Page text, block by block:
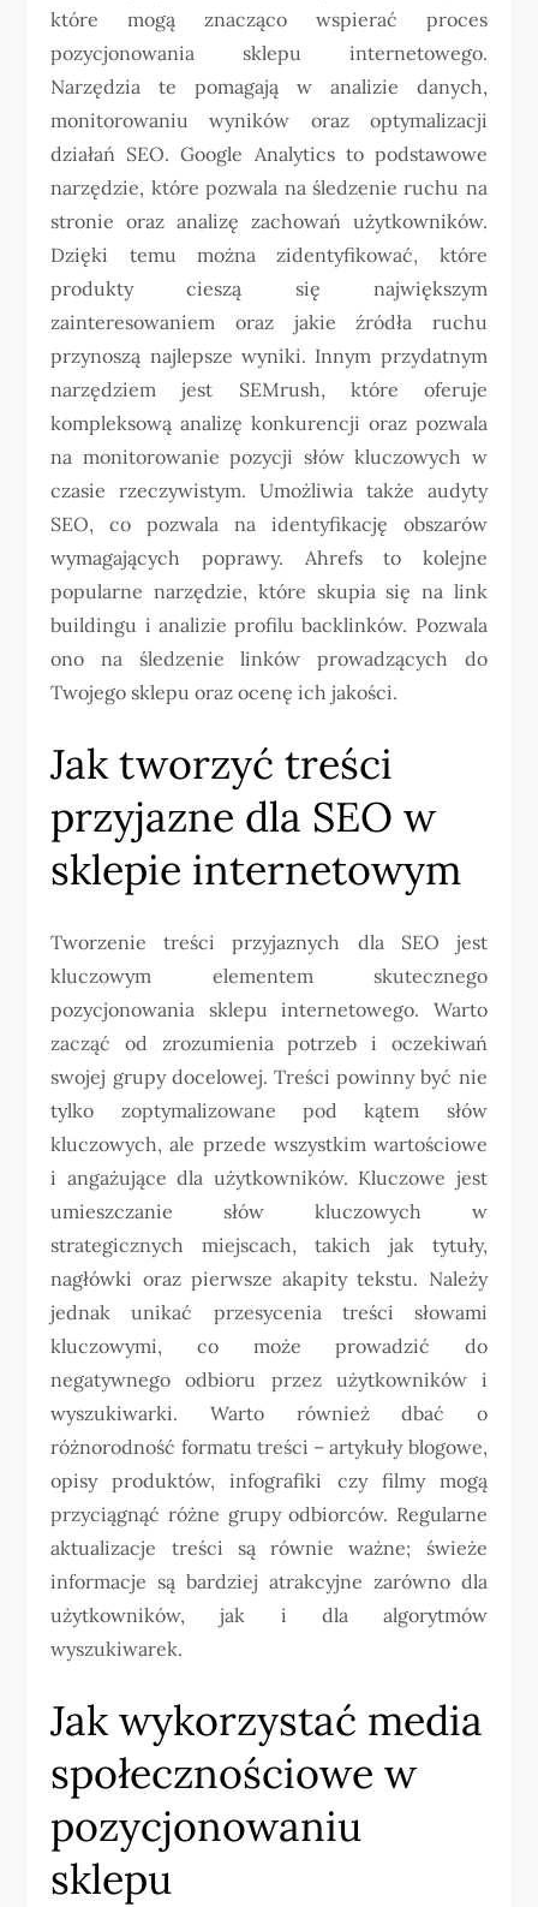
które mogą znacząco wspierać proces
pozycjonowania sklepu internetowego.
Narzędzia te pomagają w analizie danych,
monitorowaniu wyników oraz optymalizacji
działań SEO. Google Analytics to podstawowe
narzędzie, które pozwala na śledzenie ruchu na
stronie oraz analizę zachowań użytkowników.
Dzięki temu można zidentyfikować, które
produkty cieszą się największym
zainteresowaniem oraz jakie źródła ruchu
przynoszą najlepsze wyniki. Innym przydatnym
narzędziem jest SEMrush, które oferuje
kompleksową analizę konkurencji oraz pozwala
na monitorowanie pozycji słów kluczowych w
czasie rzeczywistym. Umożliwia także audyty
SEO, co pozwala na identyfikację obszarów
wymagających poprawy. Ahrefs to kolejne
popularne narzędzie, które skupia się na link
buildingu i analizie profilu backlinków. Pozwala
ono na śledzenie linków prowadzących do
Twojego sklepu oraz ocenę ich jakości.
Jak tworzyć treści
przyjazne dla SEO w
sklepie internetowym
Tworzenie treści przyjaznych dla SEO jest
kluczowym elementem skutecznego
pozycjonowania sklepu internetowego. Warto
zacząć od zrozumienia potrzeb i oczekiwań
swojej grupy docelowej. Treści powinny być nie
tylko zoptymalizowane pod kątem słów
kluczowych, ale przede wszystkim wartościowe
i angażujące dla użytkowników. Kluczowe jest
umieszczanie słów kluczowych w
strategicznych miejscach, takich jak tytuły,
nagłówki oraz pierwsze akapity tekstu. Należy
jednak unikać przesycenia treści słowami
kluczowymi, co może prowadzić do
negatywnego odbioru przez użytkowników i
wyszukiwarki. Warto również dbać o
różnorodność formatu treści – artykuły blogowe,
opisy produktów, infografiki czy filmy mogą
przyciągnąć różne grupy odbiorców. Regularne
aktualizacje treści są równie ważne; świeże
informacje są bardziej atrakcyjne zarówno dla
użytkowników, jak i dla algorytmów
wyszukiwarek.
Jak wykorzystać media
społecznościowe w
pozycjonowaniu
sklepu